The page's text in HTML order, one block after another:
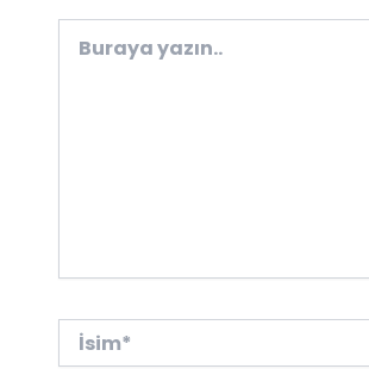
yazın..
İsim*